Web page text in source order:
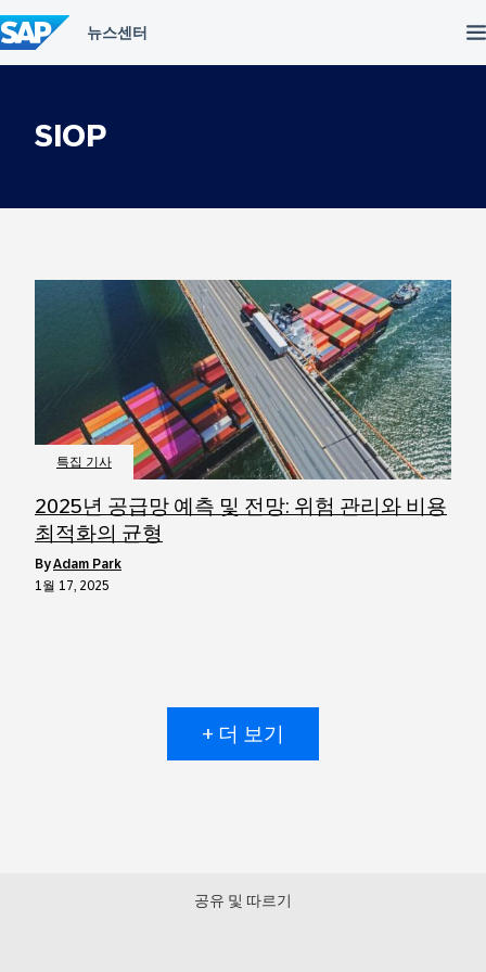
텐
츠
건
SIOP
특집 기사
2025년 공급망 예측 및 전망: 위험 관리와 비용
최적화의 균형
byAdam Park
1월 17, 2025
+ 더 보기
공유 및 따르기